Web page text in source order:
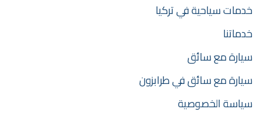
خدمات سياحية في تركيا
خدماتنا
سيارة مع سائق
سيارة مع سائق في طرابزون
سياسة الخصوصية